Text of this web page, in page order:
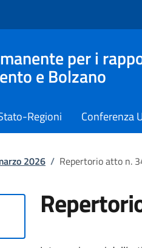
per i
e Bolzano
Regioni Conferenza
2026 / Repertorio atto n.